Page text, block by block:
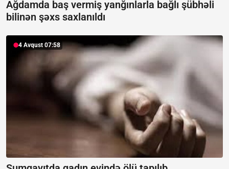
Ağdamda baş vermiş yanğınlarla bağlı şübhəli
bilinən şəxs saxlanıldı
4 Avqust 07:58